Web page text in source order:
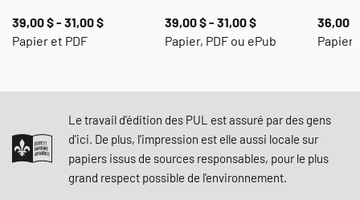
39,00 $ - 31,00 $
Papier et PDF
39,00 $ - 31,00 $
Papier, PDF ou ePub
36,00
Papier,
Le travail d'édition des PUL est assuré par des gens
d'ici. De plus, l'impression est elle aussi locale sur
papiers issus de sources responsables, pour le plus
grand respect possible de l'environnement.